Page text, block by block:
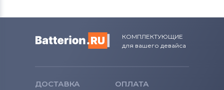
КОМПЛЕКТУЮЩИЕ
для вашего девайса
ДОСТАВКА
ОПЛАТА